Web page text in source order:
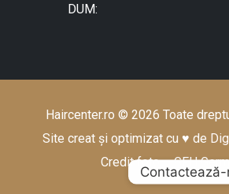
DUM:
Haircenter.ro © 2026 Toate
Site creat și optimizat cu ♥ de
Credit foto – GFH
Contactează-